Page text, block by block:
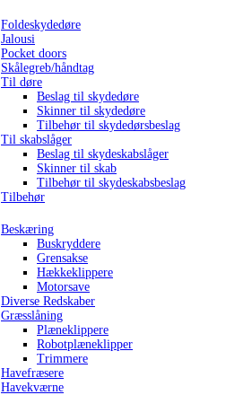
Foldeskydedøre
Jalousi
Pocket doors
Skålegreb/håndtag
Til døre
Beslag til skydedøre
Skinner til skydedøre
Tilbehør til skydedørsbeslag
Til skabslåger
Beslag til skydeskabslåger
Skinner til skab
Tilbehør til skydeskabsbeslag
Tilbehør
Beskæring
Buskryddere
Grensakse
Hækkeklippere
Motorsave
Diverse Redskaber
Græsslåning
Plæneklippere
Robotplæneklipper
Trimmere
Havefræsere
Havekværne